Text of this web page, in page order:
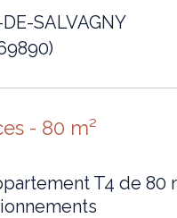
SALVAGNY
- 80 m²
T4 de 80